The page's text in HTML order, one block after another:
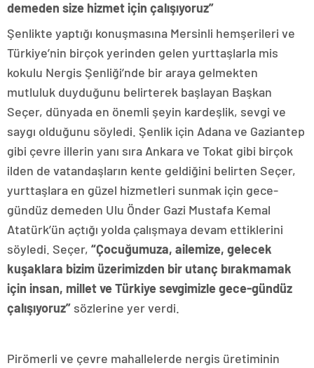
demeden size hizmet için çalışıyoruz”
Şenlikte yaptığı konuşmasına Mersinli hemşerileri ve
Türkiye’nin birçok yerinden gelen yurttaşlarla mis
kokulu Nergis Şenliği’nde bir araya gelmekten
mutluluk duyduğunu belirterek başlayan Başkan
Seçer, dünyada en önemli şeyin kardeşlik, sevgi ve
saygı olduğunu söyledi. Şenlik için Adana ve Gaziantep
gibi çevre illerin yanı sıra Ankara ve Tokat gibi birçok
ilden de vatandaşların kente geldiğini belirten Seçer,
yurttaşlara en güzel hizmetleri sunmak için gece-
gündüz demeden Ulu Önder Gazi Mustafa Kemal
Atatürk’ün açtığı yolda çalışmaya devam ettiklerini
söyledi. Seçer, “Çocuğumuza, ailemize, gelecek
kuşaklara bizim üzerimizden bir utanç bırakmamak
için insan, millet ve Türkiye sevgimizle gece-gündüz
çalışıyoruz” sözlerine yer verdi.
Pirömerli ve çevre mahallelerde nergis üretiminin